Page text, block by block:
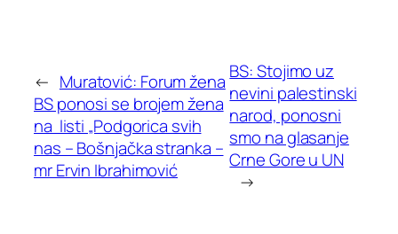
← Muratović: Forum žena
BS ponosi se brojem žena
na listi „Podgorica svih
nas – Bošnjačka stranka –
mr Ervin Ibrahimović
BS: Stojimo uz
nevini palestinski
narod, ponosni
smo na glasanje
Crne Gore u UN
→